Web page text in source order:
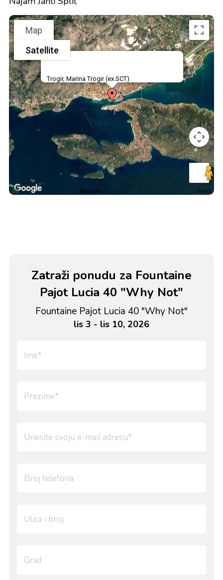
Trogir, Marina Trogir (ex.SCT)
Map
Satellite
Map Data Terms
Zatraži ponudu za Fountaine
Pajot Lucia 40 "Why Not"
Fountaine Pajot Lucia 40 "Why Not"
lis 3 - lis 10, 2026